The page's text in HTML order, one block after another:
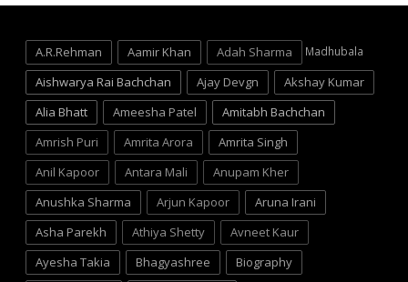
A.R.Rehman Aamir Khan
Adah Sharma
Aishwarya Rai Bachchan
Ajay Devgn
Akshay Kumar
Alia Bhatt
Ameesha Patel
Amitabh Bachchan
Amrish Puri
Amrita Arora
Amrita Singh
Anil Kapoor
Antara Mali
Anupam Kher
Anushka Sharma
Arjun Kapoor
Aruna Irani
Asha Parekh
Athiya Shetty
Avneet Kaur
Ayesha Takia
Bhagyashree
Biography
Madhubala